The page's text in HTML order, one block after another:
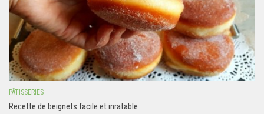
PÂTISSERIES
Recette de beignets facile et inratable